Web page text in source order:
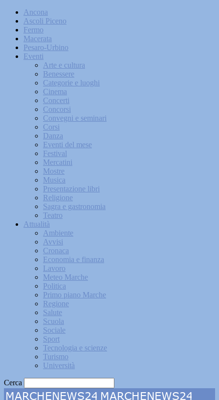
Ancona
Ascoli Piceno
Fermo
Macerata
Pesaro-Urbino
Eventi
Arte e cultura
Benessere
Categorie e luoghi
Cinema
Concerti
Concorsi
Convegni e seminari
Corsi
Danza
Eventi del mese
Festival
Mercatini
Mostre
Musica
Presentazione libri
Religione
Sagra e gastronomia
Teatro
Attualità
Ambiente
Avvisi
Cronaca
Economia e finanza
Lavoro
Meteo Marche
Politica
Primo piano Marche
Regione
Salute
Scuola
Sociale
Sport
Tecnologia e scienze
Turismo
Università
Cerca